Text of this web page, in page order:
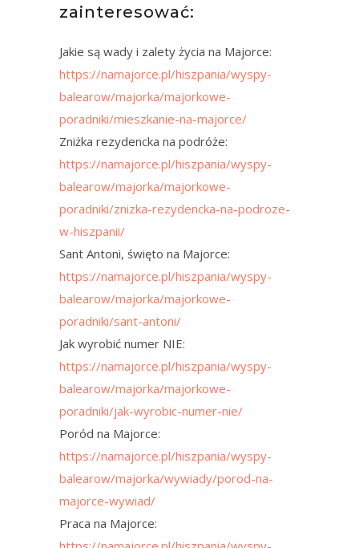
zainteresować:
Jakie są wady i zalety życia na Majorce:
https://namajorce.pl/hiszpania/wyspy-
balearow/majorka/majorkowe-
poradniki/mieszkanie-na-majorce/
Zniżka rezydencka na podróże:
https://namajorce.pl/hiszpania/wyspy-
balearow/majorka/majorkowe-
poradniki/znizka-rezydencka-na-podroze-
w-hiszpanii/
Sant Antoni, święto na Majorce:
https://namajorce.pl/hiszpania/wyspy-
balearow/majorka/majorkowe-
poradniki/sant-antoni/
Jak wyrobić numer NIE:
https://namajorce.pl/hiszpania/wyspy-
balearow/majorka/majorkowe-
poradniki/jak-wyrobic-numer-nie/
Poród na Majorce:
https://namajorce.pl/hiszpania/wyspy-
balearow/majorka/wywiady/porod-na-
majorce-wywiad/
Praca na Majorce: